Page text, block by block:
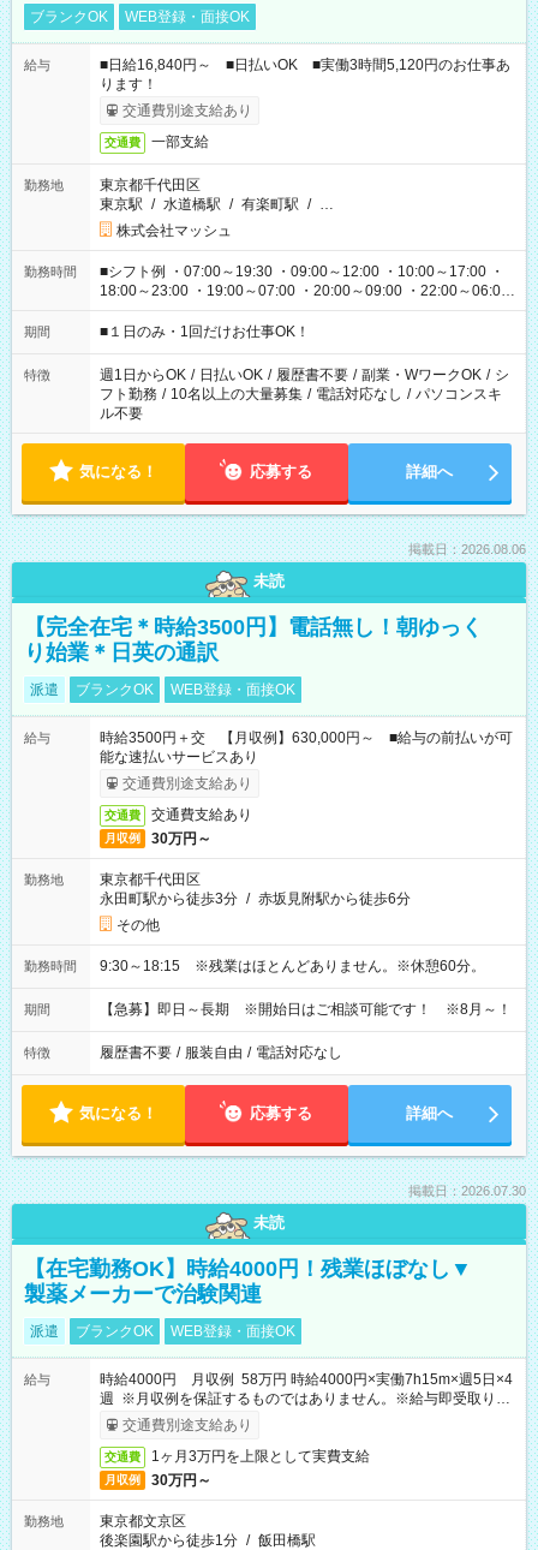
ブランクOK WEB登録・面接OK
給与
■日給16,840円～ ■日払いOK ■実働3時間5,120円のお仕事あ
ります！
交通費別途支給あり
交通費 一部支給
勤務地
東京都千代田区
東京駅 / 水道橋駅 / 有楽町駅 / …
株式会社マッシュ
勤務時間
■シフト例 ・07:00～19:30 ・09:00～12:00 ・10:00～17:00 ・
18:00～23:00 ・19:00～07:00 ・20:00～09:00 ・22:00～06:00
etc ★最短で3時間で5,120円のお仕事から 15時間で2万円近く稼
げるお仕事も！ ご希望のお時間に合わせてご紹介！ ※シフトは
ください！
期間 ■１日のみ・1回だけお仕事OK！
特徴 週1日からOK / 日払いOK / 履歴書不要 / 副業・WワークOK / シ
フト勤務 / 10名以上の大量募集 / 電話対応なし / パソコンスキ
ル不要
気になる！ 応募する 詳細へ
掲載日：2026.08.06
未読
【完全在宅＊時給3500円】電話無し！朝ゆっく
り始業＊日英の通訳
派遣 ブランクOK WEB登録・面接OK
給与
時給3500円＋交 【月収例】630,000円～ ■給与の前払いが可
能な速払いサービスあり
交通費別途支給あり
交通費 交通費支給あり
月収例 30万円～
勤務地
東京都千代田区
永田町駅から徒歩3分 / 赤坂見附駅から徒歩6分
その他
勤務時間 9:30～18:15 ※残業はほとんどありません。※休憩60分。
期間 【急募】即日～長期 ※開始日はご相談可能です！ ※8月～！
特徴 履歴書不要 / 服装自由 / 電話対応なし
気になる！ 応募する 詳細へ
掲載日：2026.07.30
未読
【在宅勤務OK】時給4000円！残業ほぼなし▼
製薬メーカーで治験関連
派遣 ブランクOK WEB登録・面接OK
給与
時給4000円 月収例 58万円 時給4000円×実働7h15m×週5日×4
週 ※月収例を保証するものではありません。※給与即受取りサ
ービス利用可（利用条件有）
交通費別途支給あり
交通費 1ヶ月3万円を上限として実費支給
月収例 30万円～
勤務地
東京都文京区
後楽園駅から徒歩1分 / 飯田橋駅